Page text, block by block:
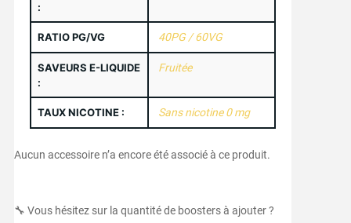
:
RATIO PG/VG 40PG / 60VG
SAVEURS E-LIQUIDE
:
Fruitée
TAUX NICOTINE : Sans nicotine 0 mg
Aucun accessoire n’a encore été associé à ce produit.
🔧 Vous hésitez sur la quantité de boosters à ajouter ?